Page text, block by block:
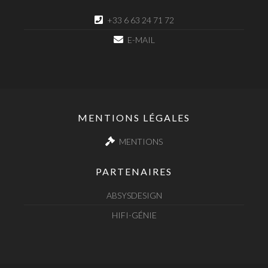
+33 6 63 24 71 72
E-MAIL
MENTIONS LÉGALES
MENTIONS
PARTENAIRES
ABSYSDESIGN
HIFI-GÉNIE